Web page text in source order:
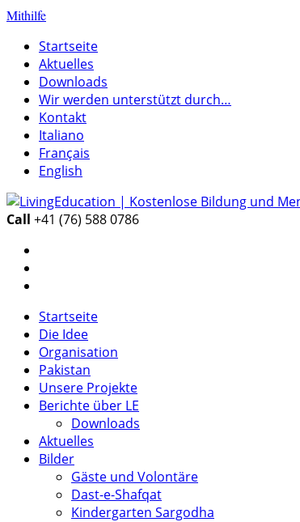
Mithilfe
Startseite
Aktuelles
Downloads
Wir werden unterstützt durch…
Kontakt
Italiano
Français
English
Call +41 (76) 588 0786
Startseite
Die Idee
Organisation
Pakistan
Unsere Projekte
Berichte über LE
Downloads
Aktuelles
Bilder
Gäste und Volontäre
Dast-e-Shafqat
Kindergarten Sargodha